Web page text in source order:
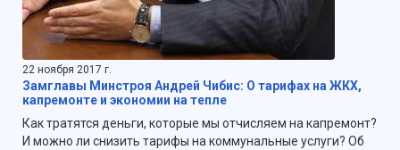
22 ноября 2017 г.
Замглавы Минстроя Андрей Чибис: О тарифах на ЖКХ,
капремонте и экономии на тепле
Как тратятся деньги, которые мы отчисляем на капремонт?
И можно ли снизить тарифы на коммунальные услуги? Об